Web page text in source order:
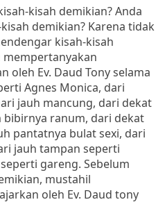
kisah demikian? Anda
demikian? Karena tidak
kisah-kisah
oleh Ev. Daud Tony selama
Agnes Monica, dari
jauh mancung, dari dekat
bibirnya ranum, dari dekat
pantatnya bulat sexi, dari
jauh tampan seperti
gareng. Sebelum
mustahil
oleh Ev. Daud tony